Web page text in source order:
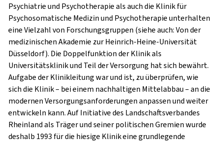
Psychiatrie und Psychotherapie als auch die Klinik für
Psychosomatische Medizin und Psychotherapie unterhalten
eine Vielzahl von Forschungsgruppen (siehe auch: Von der
medizinischen Akademie zur Heinrich-Heine-Universität
Düsseldorf). Die Doppelfunktion der Klinik als
Universitätsklinik und Teil der Versorgung hat sich bewährt.
Aufgabe der Klinikleitung war und ist, zu überprüfen, wie
sich die Klinik – bei einem nachhaltigen Mittelabbau – an die
modernen Versorgungsanforderungen anpassen und weiter
entwickeln kann. Auf Initiative des Landschaftsverbandes
Rheinland als Träger und seiner politischen Gremien wurde
deshalb 1993 für die hiesige Klinik eine grundlegende